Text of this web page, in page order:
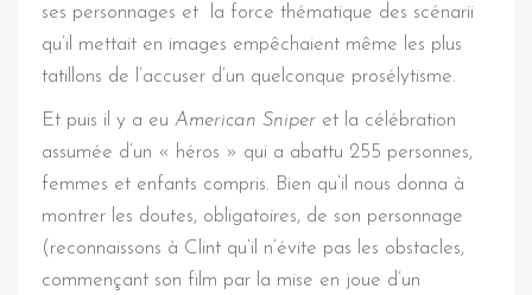
ses personnages et la force thématique des scénarii
qu’il mettait en images empêchaient même les plus
tatillons de l’accuser d’un quelconque prosélytisme.
Et puis il y a eu American Sniper et la célébration
assumée d’un « héros » qui a abattu 255 personnes,
femmes et enfants compris. Bien qu’il nous donna à
montrer les doutes, obligatoires, de son personnage
(reconnaissons à Clint qu’il n’évite pas les obstacles,
commençant son film par la mise en joue d’un